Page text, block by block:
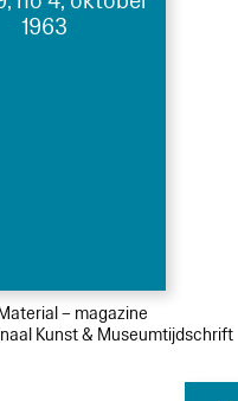
1963
– magazine
Kunst & Museumtijdschrift